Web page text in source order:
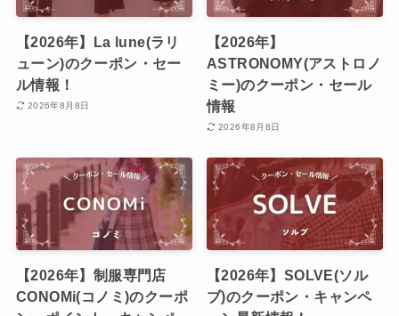
【2026年】La lune(ラリ
ューン)のクーポン・セー
ル情報！
2026年8月8日
【2026年】
ASTRONOMY(アストロノ
ミー)のクーポン・セール
情報
2026年8月8日
【2026年】制服専門店
CONOMi(コノミ)のクーポ
【2026年】SOLVE(ソル
ブ)のクーポン・キャンペ